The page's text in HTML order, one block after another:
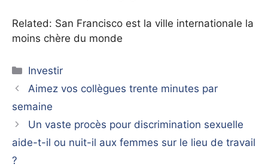
Related: San Francisco est la ville internationale la
moins chère du monde
Catégories
Investir
Aimez vos collègues trente minutes par
semaine
Un vaste procès pour discrimination sexuelle
aide-t-il ou nuit-il aux femmes sur le lieu de travail
?